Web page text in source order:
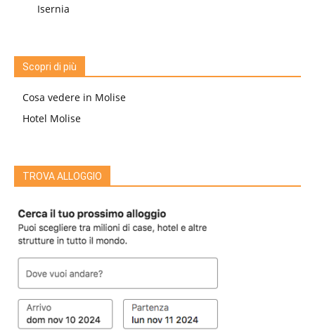
Isernia
Scopri di più
Cosa vedere in Molise
Hotel Molise
TROVA ALLOGGIO